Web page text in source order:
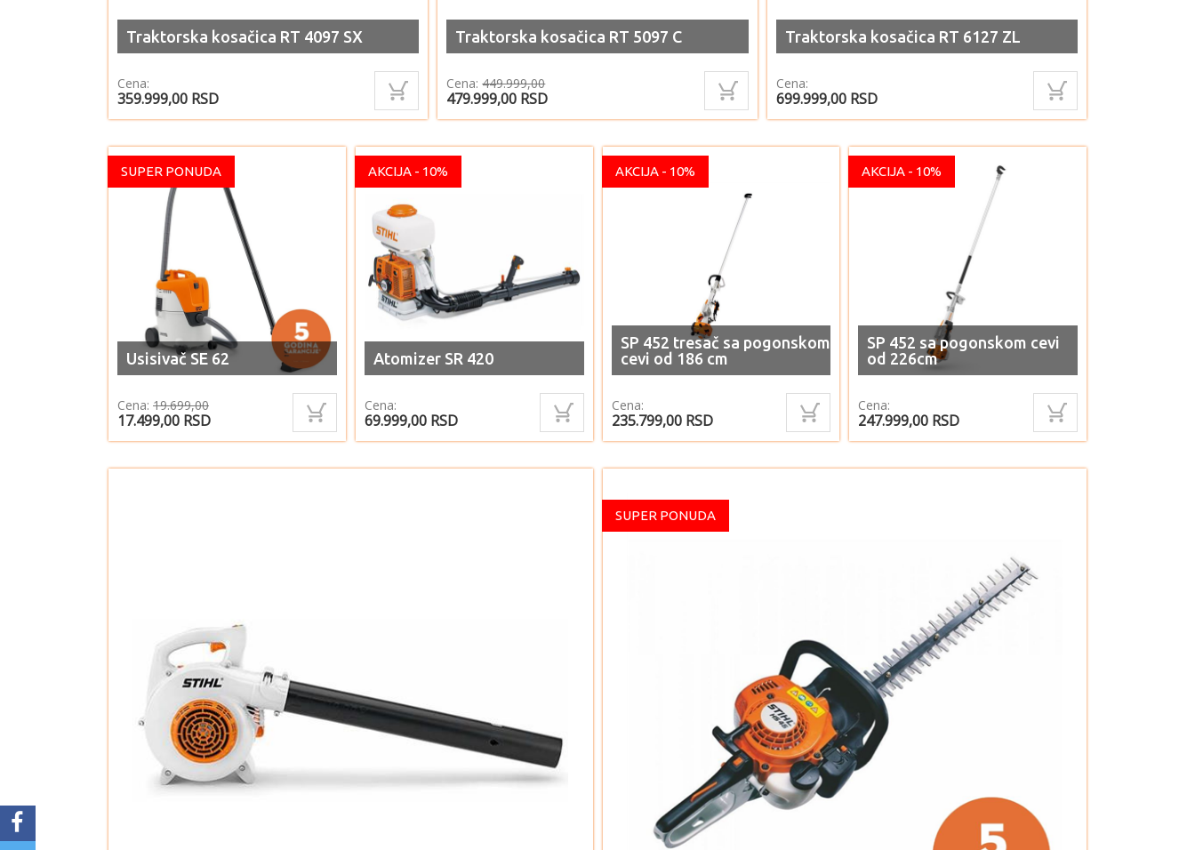
Traktorska kosačica RT 4097 SX
Cena:
359.999,00 RSD
Traktorska kosačica RT 5097 C
Cena:449.999,00
479.999,00 RSD
Traktorska kosačica RT 6127 ZL
Cena:
699.999,00 RSD
SUPER PONUDA
Usisivač SE 62
Cena: 19.699,00
17.499,00 RSD
AKCIJA - 10%
Atomizer SR 420
Cena:
69.999,00 RSD
AKCIJA - 10%
SP 452 tresač sa pogonskom
cevi od 186 cm
Cena:
235.799,00 RSD
AKCIJA - 10%
SP 452 sa pogonskom cevi
od 226cm
Cena:
247.999,00 RSD
SUPER PONUDA